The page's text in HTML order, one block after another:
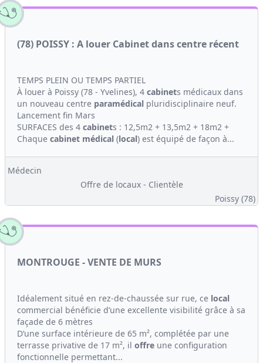
(78) POISSY : A louer Cabinet dans centre récent
TEMPS PLEIN OU TEMPS PARTIEL
À louer à Poissy (78 - Yvelines), 4 cabinets médicaux dans
un nouveau centre paramédical pluridisciplinaire neuf.
Lancement fin Mars
SURFACES des 4 cabinets : 12,5m2 + 13,5m2 + 18m2 +
Chaque cabinet médical (local) est équipé de façon à...
Médecin
Offre de locaux - Clientèle
Poissy (78)
MONTROUGE - VENTE DE MURS
Idéalement situé en rez-de-chaussée sur rue, ce local
commercial bénéficie d’une excellente visibilité grâce à sa
façade de 6 mètres
D’une surface intérieure de 65 m², complétée par une
terrasse privative de 17 m², il offre une configuration
fonctionnelle permettant...